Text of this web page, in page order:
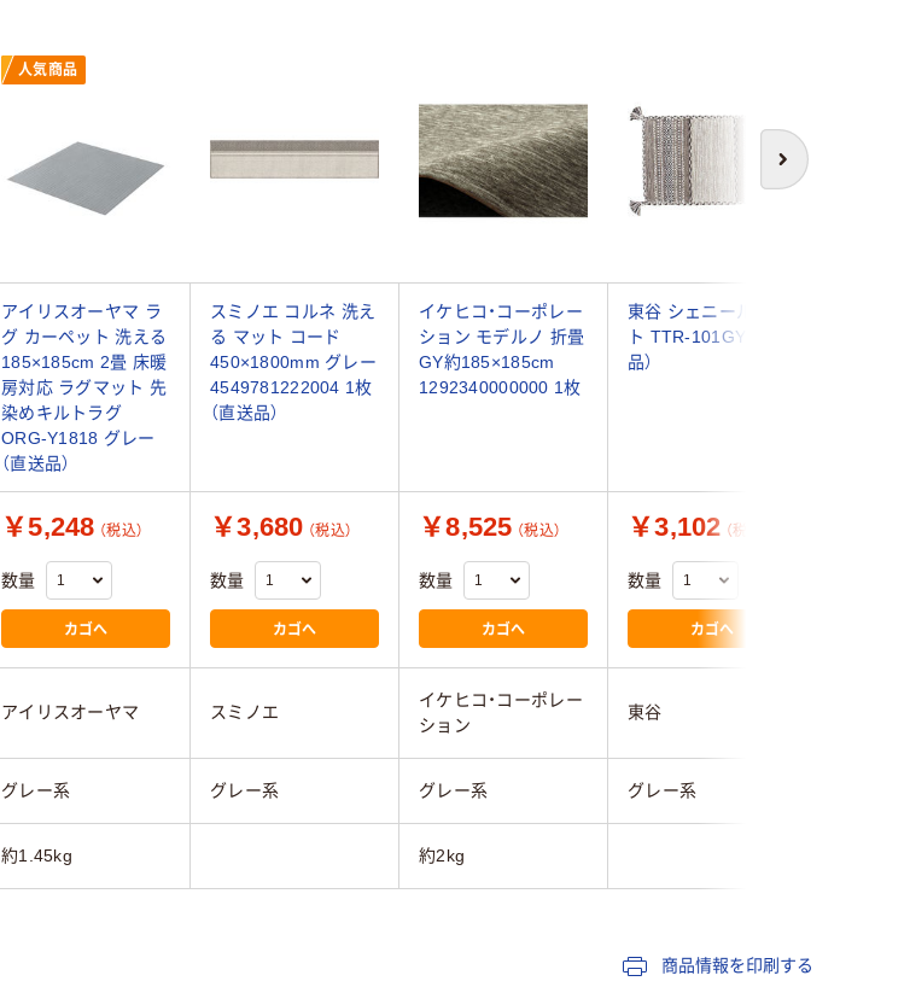
次へ
人気商品
アイリスオーヤマ ラ
グ カーペット 洗える
185×185cm 2畳 床暖
房対応 ラグマット 先
染めキルトラグ
ORG-Y1818 グレー
（直送品）
スミノエ コルネ 洗え
る マット コード
450×1800mm グレー
4549781222004 1枚
（直送品）
イケヒコ・コーポレー
ション モデルノ 折畳
GY約185×185cm
1292340000000 1枚
東谷 シェニールマッ
ト TTR-101GY（直送
品）
￥5,248 （税込）
数量
カゴへ
￥3,680 （税込）
数量
カゴへ
￥8,525 （税込）
数量
カゴへ
￥3,102 （税込）
数量
カゴへ
アイリスオーヤマ スミノエ
イケヒコ・コーポレー
ション
東谷
グレー系 グレー系 グレー系 グレー系
約1.45kg 約2kg
商品情報を印刷する